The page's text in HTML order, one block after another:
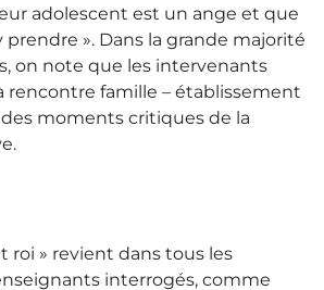
adolescent est un ange et que
prendre ». Dans la grande majorité
on note que les intervenants
famille – établissement
des moments critiques de la
roi » revient dans tous les
interrogés, comme